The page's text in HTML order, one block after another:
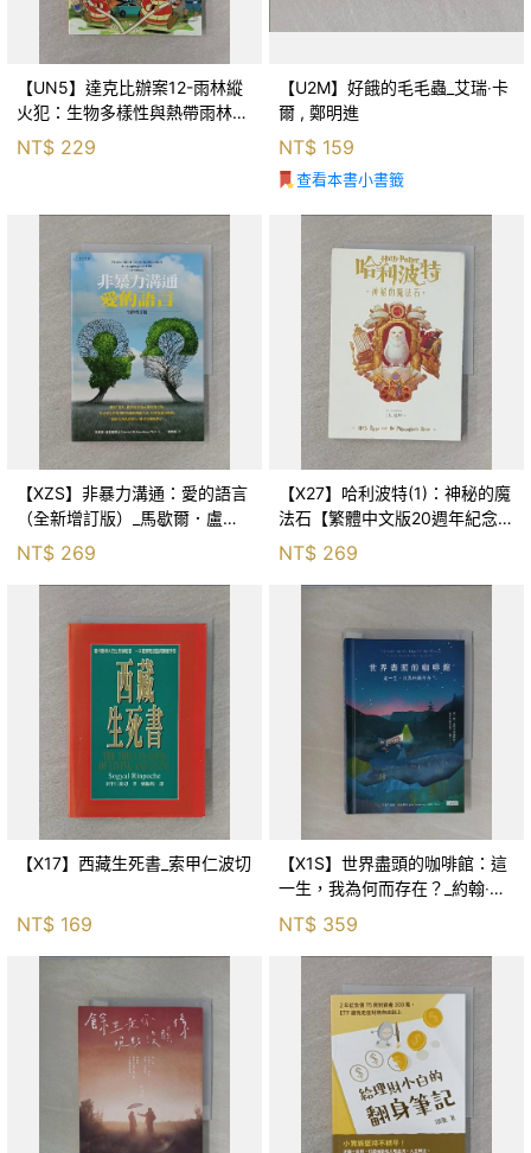
【UN5】達克比辦案12-雨林縱
火犯：生物多樣性與熱帶雨林生
態系_柯智元
NT$ 229
【U2M】好餓的毛毛蟲_艾瑞‧卡
爾 , 鄭明進
NT$ 159
查看本書小書籤
【XZS】非暴力溝通：愛的語言
（全新增訂版）_馬歇爾．盧森
堡, 蕭寶森
NT$ 269
【X27】哈利波特(1)：神秘的魔
法石【繁體中文版20週年紀念】
NT$ 269
【X17】西藏生死書_索甲仁波切
NT$ 169
【X1S】世界盡頭的咖啡館：這
一生，我為何而存在？_約翰‧史
崔勒基, Elsa
NT$ 359